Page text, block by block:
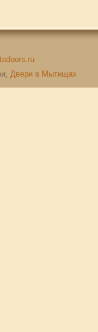
Двери в Мытищах